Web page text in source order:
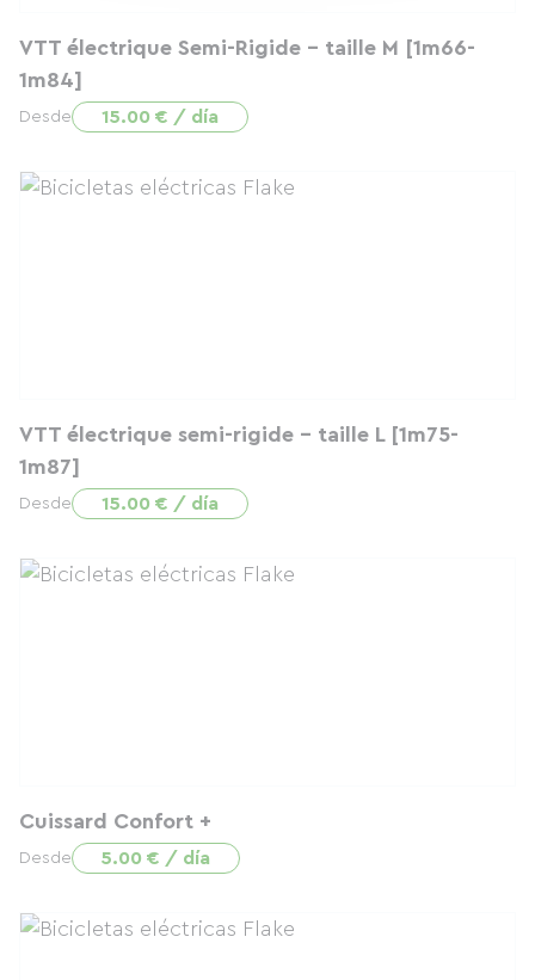
VTT électrique Semi-Rigide - taille M [1m66-
1m84]
Desde 15.00 € / día
VTT électrique semi-rigide - taille L [1m75-
1m87]
Desde 15.00 € / día
Cuissard Confort +
Desde 5.00 € / día